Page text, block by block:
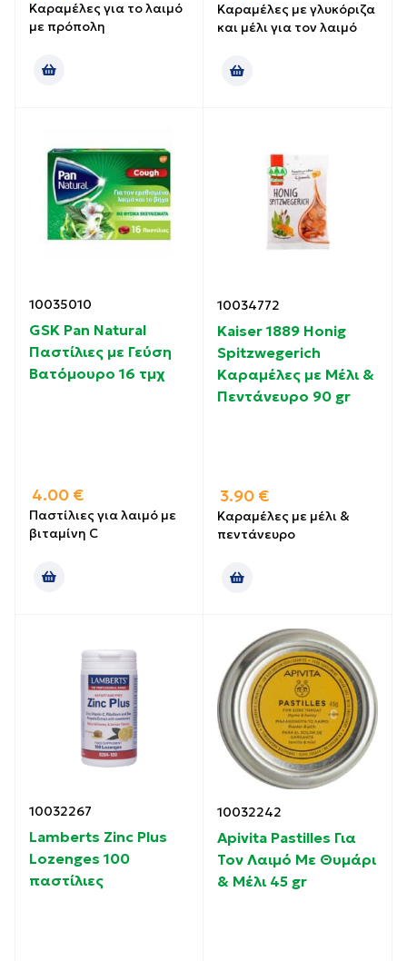
Καραμέλες για το λαιμό
με πρόπολη
Καραμέλες με γλυκόριζα
και μέλι για τον λαιμό
10035010
GSK Pan Natural
Παστίλιες με Γεύση
Βατόμουρο 16 τμχ
4.00 €
Παστίλιες για λαιμό με
βιταμίνη C
10034772
Kaiser 1889 Honig
Spitzwegerich
Καραμέλες με Μέλι &
Πεντάνευρο 90 gr
3.90 €
Καραμέλες με μέλι &
πεντάνευρο
10032267
Lamberts Zinc Plus
Lozenges 100
παστίλιες
10032242
Apivita Pastilles Για
Τον Λαιμό Με Θυμάρι
& Μέλι 45 gr